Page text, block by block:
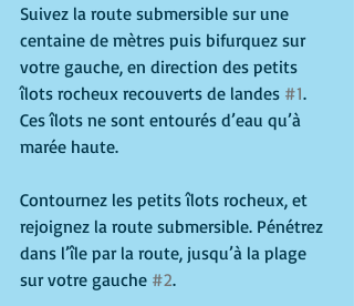
Suivez la route submersible sur une
centaine de mètres puis bifurquez sur
votre gauche, en direction des petits
îlots rocheux recouverts de landes #1.
Ces îlots ne sont entourés d’eau qu’à
marée haute.
Contournez les petits îlots rocheux, et
rejoignez la route submersible. Pénétrez
dans l’île par la route, jusqu’à la plage
sur votre gauche #2.